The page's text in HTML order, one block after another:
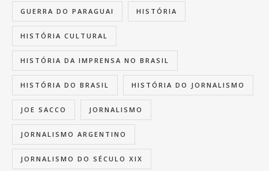
GUERRA DO PARAGUAI HISTÓRIA
HISTÓRIA CULTURAL
HISTÓRIA DA IMPRENSA NO BRASIL
HISTÓRIA DO BRASIL HISTÓRIA DO JORNALISMO
JOE SACCO JORNALISMO
JORNALISMO ARGENTINO
JORNALISMO DO SÉCULO XIX